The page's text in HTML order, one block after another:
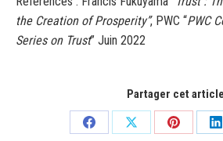
the Creation of Prosperity”, PWC “PWC
Series on Trust” Juin 2022
Partager cet article
PartagerPartagerPartager